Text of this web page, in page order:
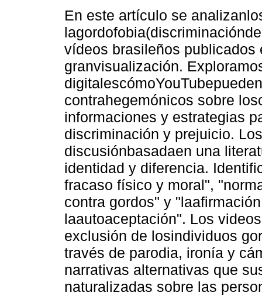
En este artículo se
vídeos brasileños publicados
granvisualización.
contrahegemónicos sobre
informaciones y estrategias
discriminación y prejuicio.
discusiónbasadaen una
identidad y diferencia.
fracaso físico y moral",
contra gordos" y
laautoaceptación". Los
exclusión de losindividuos
través de parodia, ironía y
narrativas alternativas que
naturalizadas sobre las